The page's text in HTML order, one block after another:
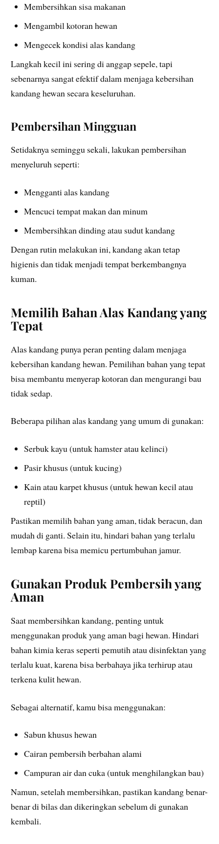
Membersihkan sisa makanan
Mengambil kotoran hewan
Mengecek kondisi alas kandang
Langkah kecil ini sering di anggap sepele, tapi
sebenarnya sangat efektif dalam menjaga kebersihan
kandang hewan secara keseluruhan.
Pembersihan Mingguan
Setidaknya seminggu sekali, lakukan pembersihan
menyeluruh seperti:
Mengganti alas kandang
Mencuci tempat makan dan minum
Membersihkan dinding atau sudut kandang
Dengan rutin melakukan ini, kandang akan tetap
higienis dan tidak menjadi tempat berkembangnya
kuman.
Memilih Bahan Alas Kandang yang
Tepat
Alas kandang punya peran penting dalam menjaga
kebersihan kandang hewan. Pemilihan bahan yang tepat
bisa membantu menyerap kotoran dan mengurangi bau
tidak sedap.
Beberapa pilihan alas kandang yang umum di gunakan:
Serbuk kayu (untuk hamster atau kelinci)
Pasir khusus (untuk kucing)
Kain atau karpet khusus (untuk hewan kecil atau
reptil)
Pastikan memilih bahan yang aman, tidak beracun, dan
mudah di ganti. Selain itu, hindari bahan yang terlalu
lembap karena bisa memicu pertumbuhan jamur.
Gunakan Produk Pembersih yang
Aman
Saat membersihkan kandang, penting untuk
menggunakan produk yang aman bagi hewan. Hindari
bahan kimia keras seperti pemutih atau disinfektan yang
terlalu kuat, karena bisa berbahaya jika terhirup atau
terkena kulit hewan.
Sebagai alternatif, kamu bisa menggunakan:
Sabun khusus hewan
Cairan pembersih berbahan alami
Campuran air dan cuka (untuk menghilangkan bau)
Namun, setelah membersihkan, pastikan kandang benar-
benar di bilas dan dikeringkan sebelum di gunakan
kembali.